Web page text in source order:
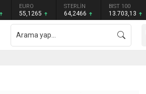
EURO
55,1265
STERLİN
64,2466
BIST 100
13.703,13